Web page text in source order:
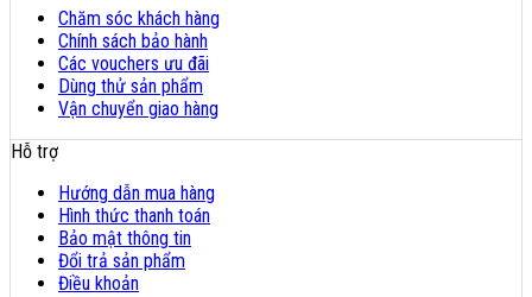
Chăm sóc khách hàng
Chính sách bảo hành
Các vouchers ưu đãi
Dùng thử sản phẩm
Vận chuyển giao hàng
Hỗ trợ
Hướng dẫn mua hàng
Hình thức thanh toán
Bảo mật thông tin
Đổi trả sản phẩm
Điều khoản